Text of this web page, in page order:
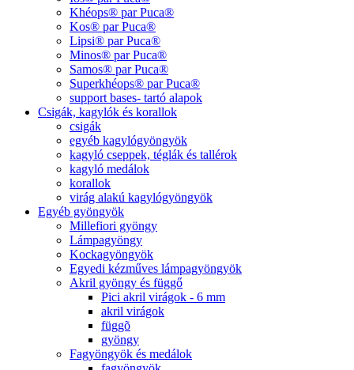
Khéops® par Puca®
Kos® par Puca®
Lipsi® par Puca®
Minos® par Puca®
Samos® par Puca®
Superkhéops® par Puca®
support bases- tartó alapok
Csigák, kagylók és korallok
csigák
egyéb kagylógyöngyök
kagyló cseppek, téglák és tallérok
kagyló medálok
korallok
virág alakú kagylógyöngyök
Egyéb gyöngyök
Millefiori gyöngy
Lámpagyöngy
Kockagyöngyök
Egyedi kézműves lámpagyöngyök
Akril gyöngy és függő
Pici akril virágok - 6 mm
akril virágok
függõ
gyöngy
Fagyöngyök és medálok